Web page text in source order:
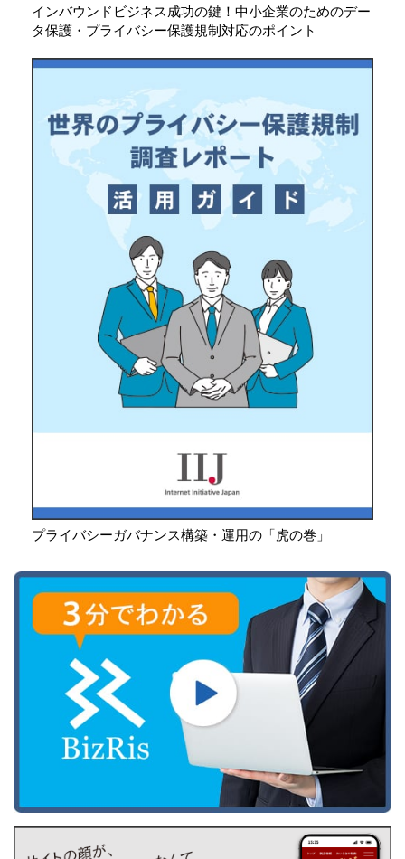
インバウンドビジネス成功の鍵！中小企業のためのデー
タ保護・プライバシー保護規制対応のポイント
プライバシーガバナンス構築・運用の「虎の巻」